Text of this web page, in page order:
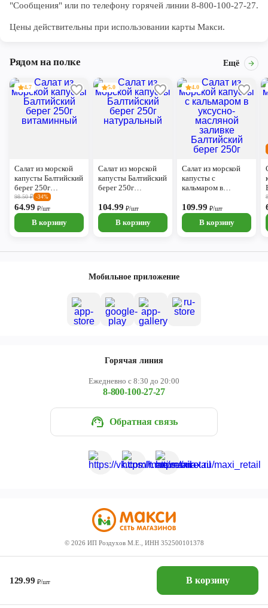
129.99 ₽/шт В корзину
"Сообщения" или по телефону горячей линии 8-800-100-27-27.
Цены действительны при использовании карты Макси.
Рядом на полке Ещё
4.7
Салат из морской
капусты Балтийский
берег 250г
витаминный
98.50₽ -34%
64.99₽/шт
В корзину
5.0
Салат из морской
капусты Балтийский
берег 250г
104.99 ₽/шт
В корзину
4.0
Салат из морской
капусты с
кальмаром в
заливке Балтийский
берег 250г
109.99 ₽/шт
В корзину
Мобильное приложение
Горячая линия
Ежедневно с 8:30 до 20:00
8-800-100-27-27
Обратная связь
© 2026 ИП Роздухов М.Е., ИНН 352500101378